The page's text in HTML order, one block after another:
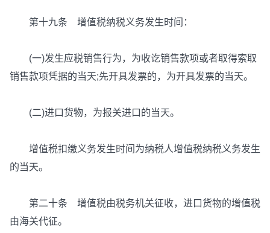
第十九条 增值税纳税义务发生时间：
(一)发生应税销售行为，为收讫销售款项或者取得索取
销售款项凭据的当天;先开具发票的，为开具发票的当天。
(二)进口货物，为报关进口的当天。
增值税扣缴义务发生时间为纳税人增值税纳税义务发生
的当天。
第二十条 增值税由税务机关征收，进口货物的增值税
由海关代征。